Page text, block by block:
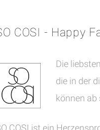
COSI - Happy
Die
die in der
können ab
COSI ist ein